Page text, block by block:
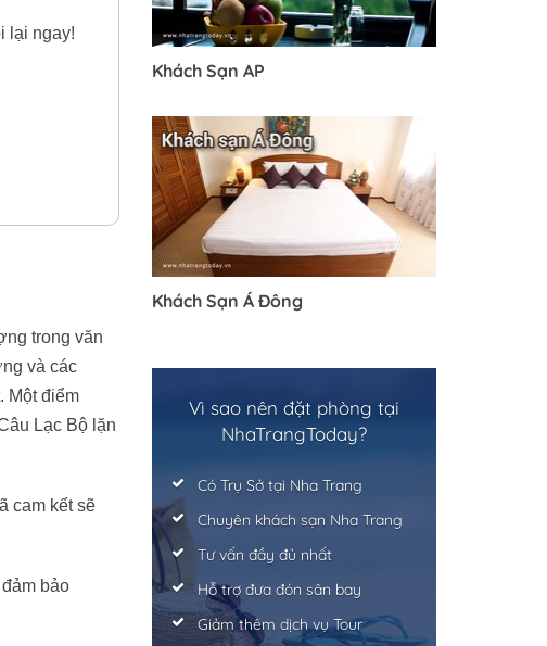
lại ngay!
trong văn
và các
Một điểm
Lạc Bộ lặn
cam kết sẽ
bảo
Khách Sạn AP
Khách Sạn Á Đông
Vì sao nên đặt phòng tại
NhaTrangToday?
Có Trụ Sở tại Nha Trang
Chuyên khách sạn Nha Trang
Tư vấn đầy đủ nhất
Hỗ trợ đưa đón sân bay
Giảm thêm dịch vụ Tour